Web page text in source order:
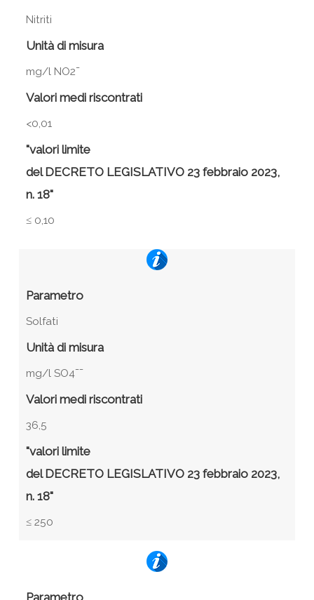
Nitriti
Unità di misura
mg/l NO2¯
Valori medi riscontrati
<0,01
"valori limite
del DECRETO LEGISLATIVO 23 febbraio 2023,
n. 18"
≤ 0,10
Parametro
Solfati
Unità di misura
mg/l SO4¯¯
Valori medi riscontrati
36,5
"valori limite
del DECRETO LEGISLATIVO 23 febbraio 2023,
n. 18"
≤ 250